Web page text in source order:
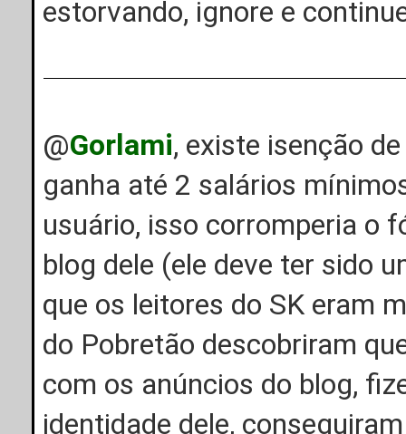
estorvando, ignore e
@Gorlami, existe isenção
ganha até 2 salários
usuário, isso corromperia o
blog dele (ele deve ter sido
que os leitores do SK eram
do Pobretão descobriram
com os anúncios do blog,
identidade dele,